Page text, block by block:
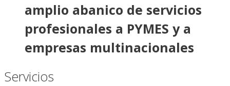
amplio abanico de servicios
profesionales a PYMES y a
empresas multinacionales
Servicios